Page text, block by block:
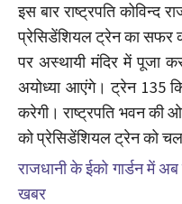
इस बार राष्ट्रपति
प्रेसिडेंशियल ट्रेन का सफर
पर अस्थायी मंदिर में पूजा
अयोध्या आएंगे। ट्रेन 135
करेगी। राष्ट्रपति भवन की
को प्रेसिडेंशियल ट्रेन को
राजधानी के ईको गार्डन में
खबर